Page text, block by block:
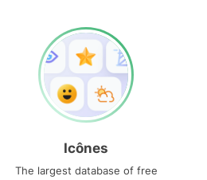
Icônes
The largest database of free